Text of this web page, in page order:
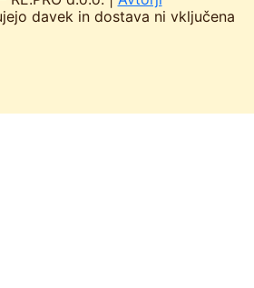
davek in dostava ni vključena